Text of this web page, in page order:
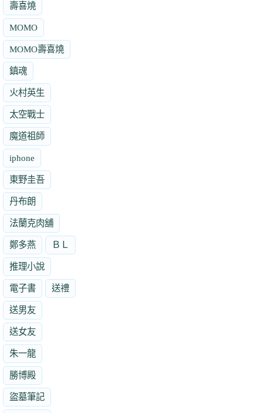
壽喜燒
MOMO
MOMO壽喜燒
鎮魂
火村英生
太空戰士
魔道祖師
iphone
東野圭吾
丹布朗
法蘭克肉舖
鄭多燕 ＢＬ
推理小說
電子書 送禮
送男友
送女友
朱一龍
勝博殿
盜墓筆記